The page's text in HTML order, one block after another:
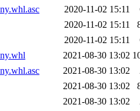
2020-11-02 15:11
2020-11-02 15:11
2020-11-02 15:11
2021-08-30 13:02
2021-08-30 13:02
2021-08-30 13:02
2021-08-30 13:02